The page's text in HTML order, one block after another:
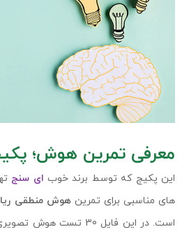
معرفی تمرین هوش؛
این پکیج که توسط برند خوب ای سنج
های مناسبی برای تمرینهوش منطقی
است. در این فایل 30 تست